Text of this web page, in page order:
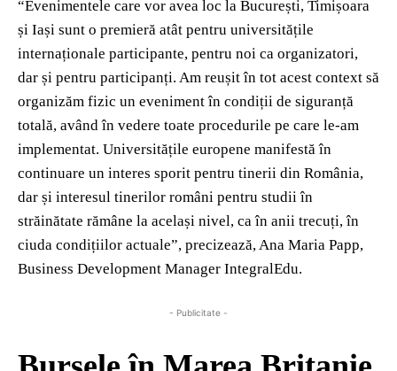
“Evenimentele care vor avea loc la București, Timișoara
și Iași sunt o premieră atât pentru universitățile
internaționale participante, pentru noi ca organizatori,
dar și pentru participanți. Am reușit în tot acest context să
organizăm fizic un eveniment în condiții de siguranță
totală, având în vedere toate procedurile pe care le-am
implementat. Universitățile europene manifestă în
continuare un interes sporit pentru tinerii din România,
dar și interesul tinerilor români pentru studii în
străinătate rămâne la același nivel, ca în anii trecuți, în
ciuda condițiilor actuale”, precizează, Ana Maria Papp,
Business Development Manager IntegralEdu.
- Publicitate -